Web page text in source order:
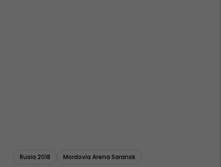
Rusia 2018 Mordovia Arena Saransk